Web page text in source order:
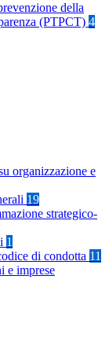
della
(PTPCT) 4
organizzazione e
19
strategico-
1
di condotta 11
e imprese